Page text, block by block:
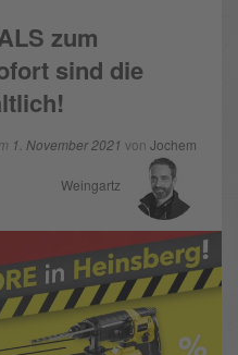
zum
sind die
1. November 2021 von Jochem
Weingartz